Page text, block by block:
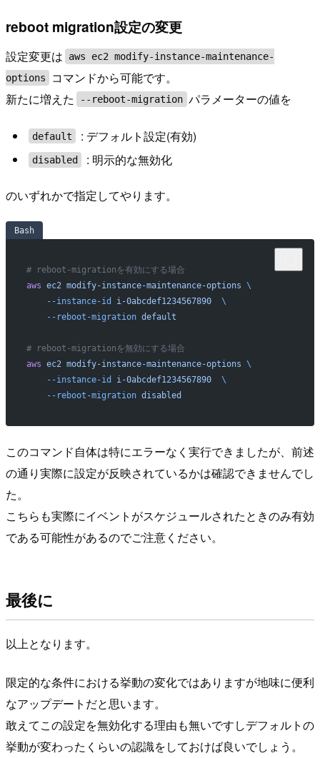
reboot migration設定の変更
設定変更は
aws ec2 modify-instance-maintenance-
options
コマンドから可能です。
新たに増えた
--reboot-migration パラメーターの値を
default : デフォルト設定(有効)
disabled : 明示的な無効化
のいずれかで指定してやります。
Bash
# reboot-migrationを有効にする場合
aws ec2 modify-instance-maintenance-options \
    --instance-id
i-0abcdef1234567890
  \
    --reboot-migration
default
# reboot-migrationを無効にする場合
aws ec2 modify-instance-maintenance-options \
    --instance-id
i-0abcdef1234567890
  \
    --reboot-migration
disabled
このコマンド自体は特にエラーなく実行できましたが、前述
の通り実際に設定が反映されているかは確認できませんでし
た。
こちらも実際にイベントがスケジュールされたときのみ有効
である可能性があるのでご注意ください。
最後に
以上となります。
限定的な条件における挙動の変化ではありますが地味に便利
なアップデートだと思います。
敢えてこの設定を無効化する理由も無いですしデフォルトの
挙動が変わったくらいの認識をしておけば良いでしょう。